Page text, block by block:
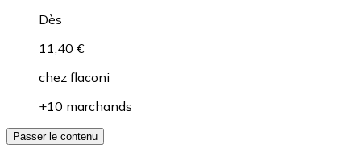
Dès
11,40 €
chez flaconi
+10 marchands
Passer le contenu